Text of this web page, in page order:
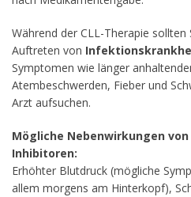
Während der CLL-Therapie
Auftreten von
Symptomen wie länger
Atembeschwerden, Fieber und
Arzt aufsuchen.
Mögliche Nebenwirkungen
Inhibitoren:
Erhöhter Blutdruck (mögliche
allem morgens am Hinterkopf),